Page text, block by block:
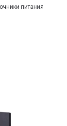
питания